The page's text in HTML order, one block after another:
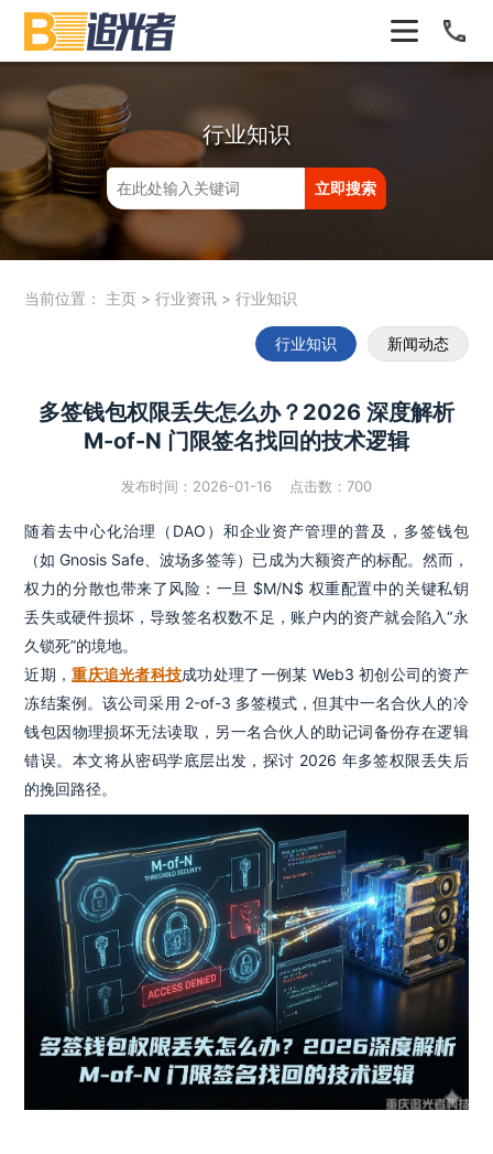
行业知识
当前位置： 主页 >行业资讯 >行业知识
行业知识 新闻动态
多签钱包权限丢失怎么办？2026 深度解析
M-of-N 门限签名找回的技术逻辑
发布时间：2026-01-16 点击数： 700
随着去中心化治理（DAO）和企业资产管理的普及，多签钱包
（如 Gnosis Safe、波场多签等）已成为大额资产的标配。然而，
权力的分散也带来了风险：一旦 $M/N$ 权重配置中的关键私钥
丢失或硬件损坏，导致签名权数不足，账户内的资产就会陷入“永
久锁死”的境地。
近期，重庆追光者科技成功处理了一例某 Web3 初创公司的资产
冻结案例。该公司采用 2-of-3 多签模式，但其中一名合伙人的冷
钱包因物理损坏无法读取，另一名合伙人的助记词备份存在逻辑
错误。本文将从密码学底层出发，探讨 2026 年多签权限丢失后
的挽回路径。